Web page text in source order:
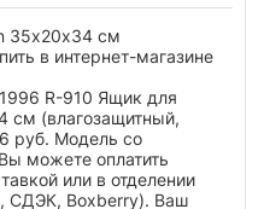
35х20х34 cм
в интернет-магазине
R-910 Ящик для
cм (влагозащитный,
руб. Модель со
можете оплатить
или в отделении
СДЭК, Boxberry). Ваш